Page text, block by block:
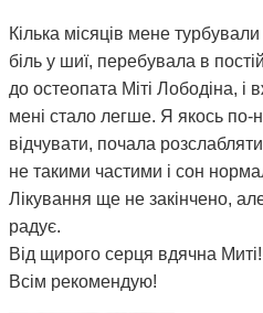
Кілька місяців мене
біль у шиї, перебувала в
до остеопата Міті Лободіна, і
мені стало легше. Я якось
відчувати, почала
не такими частими і сон
Лікування ще не закінчено,
радує.
Від щирого серця вдячна Миті!
Всім рекомендую!